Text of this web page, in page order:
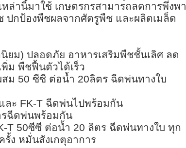
หล่านี้มาใช้ เกษตรกรสามารถลดการพึ่งพา
ปกป้องพืชผลจากศัตรูพืช และผลิตเมล็ด
ยม) ปลอดภัย อาหารเสริมพืชชั้นเลิศ ลด
ม พืชฟื้นตัวได้เร็ว
ม 50 ซีซี ต่อน้ำ 20ลิตร ฉีดพ่นทางใบ
ละ FK-T ฉีดพ่นไปพร้อมกัน
รฉีดพ่นพร้อมกัน
T 50ซีซี ต่อน้ำ 20 ลิตร ฉีดพ่นทางใบ ทุก
รั้ง หมั่นสังเกตุอาการ